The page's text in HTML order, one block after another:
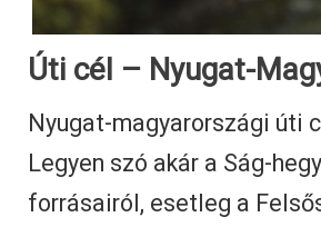
Úti cél – Nyugat-
Nyugat-magyarországi úti
Legyen szó akár a Ság-
forrásairól, esetleg a